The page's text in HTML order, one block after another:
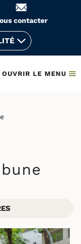
contacter
OUVRIR LE MENU